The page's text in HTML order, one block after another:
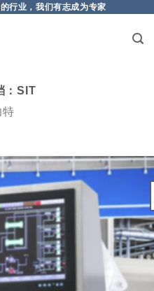
行业，我们有志成为专家
：SIT
特